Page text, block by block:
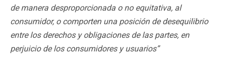
de manera desproporcionada o no equitativa, al
consumidor, o comporten una posición de desequilibrio
entre los derechos y obligaciones de las partes, en
perjuicio de los consumidores y usuarios”